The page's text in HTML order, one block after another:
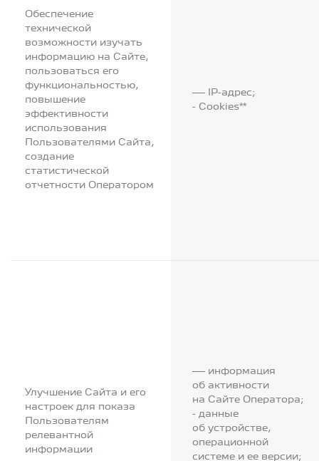
Обеспечение
технической
возможности изучать
информацию на Сайте,
пользоваться его
функциональностью,
повышение
эффективности
использования
Пользователями Сайта,
создание
статистической
отчетности Оператором
— IP-адрес;
- Cookies**
Улучшение Сайта и его
настроек для показа
Пользователям
релевантной
информации
— информация
об активности
на Сайте Оператора;
- данные
об устройстве,
операционной
системе и ее версии;